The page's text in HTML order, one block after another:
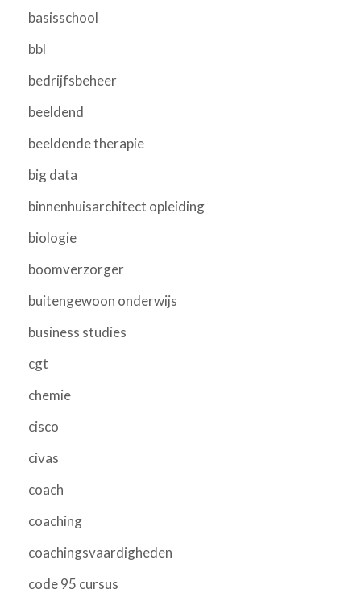
basisschool
bbl
bedrijfsbeheer
beeldend
beeldende therapie
big data
binnenhuisarchitect opleiding
biologie
boomverzorger
buitengewoon onderwijs
business studies
cgt
chemie
cisco
civas
coach
coaching
coachingsvaardigheden
code 95 cursus